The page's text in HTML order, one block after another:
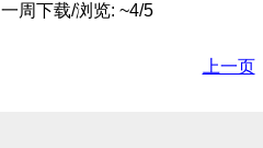
一周下载/浏览: ~4/5
上一页